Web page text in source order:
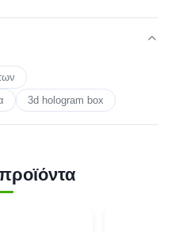
3d hologram box